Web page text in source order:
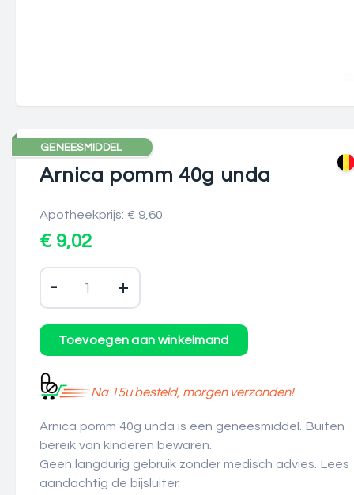
GENEESMIDDEL
Arnica pomm 40g unda
Apotheekprijs: € 9,60
€ 9,02
- +
Na 15u besteld, morgen verzonden!
Arnica pomm 40g unda is een geneesmiddel. Buiten
bereik van kinderen bewaren.
Geen langdurig gebruik zonder medisch advies. Lees
aandachtig de bijsluiter.